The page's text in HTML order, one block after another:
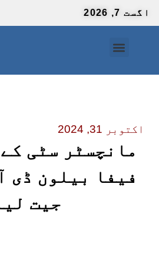
اگست 7, 2026
اکتوبر 31, 2024
مانچسٹر سٹی
فیفا بیلون ڈی
جیت